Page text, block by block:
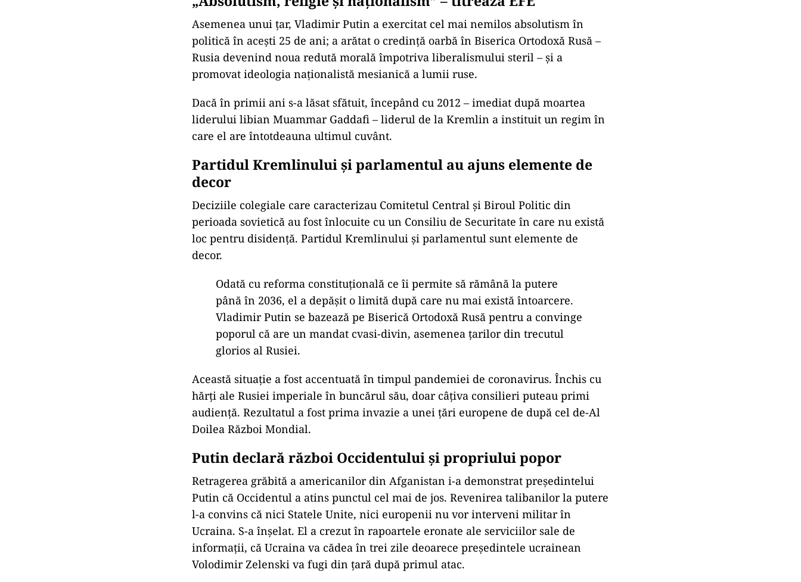
Asemenea unui ţar, Vladimir Putin a exercitat cel mai nemilos absolutism în
politică în aceşti 25 de ani; a arătat o credinţă oarbă în Biserica Ortodoxă Rusă –
Rusia devenind noua redută morală împotriva liberalismului steril – şi a
promovat ideologia naţionalistă mesianică a lumii ruse.
Dacă în primii ani s-a lăsat sfătuit, începând cu 2012 – imediat după moartea
liderului libian Muammar Gaddafi – liderul de la Kremlin a instituit un regim în
care el are întotdeauna ultimul cuvânt.
Partidul Kremlinului și parlamentul au ajuns elemente de
decor
Deciziile colegiale care caracterizau Comitetul Central şi Biroul Politic din
perioada sovietică au fost înlocuite cu un Consiliu de Securitate în care nu există
loc pentru disidenţă. Partidul Kremlinului şi parlamentul sunt elemente de
decor.
Odată cu reforma constituţională ce îi permite să rămână la putere
până în 2036, el a depăşit o limită după care nu mai există întoarcere.
Vladimir Putin se bazează pe Biserică Ortodoxă Rusă pentru a convinge
poporul că are un mandat cvasi-divin, asemenea ţarilor din trecutul
glorios al Rusiei.
Această situaţie a fost accentuată în timpul pandemiei de coronavirus. Închis cu
hărţi ale Rusiei imperiale în buncărul său, doar câţiva consilieri puteau primi
audienţă. Rezultatul a fost prima invazie a unei ţări europene de după cel de-Al
Doilea Război Mondial.
Putin declară război Occidentului şi propriului popor
Retragerea grăbită a americanilor din Afganistan i-a demonstrat preşedintelui
Putin că Occidentul a atins punctul cel mai de jos. Revenirea talibanilor la putere
l-a convins că nici Statele Unite, nici europenii nu vor interveni militar în
Ucraina. S-a înșelat. El a crezut în rapoartele eronate ale serviciilor sale de
informaţii, că Ucraina va cădea în trei zile deoarece preşedintele ucrainean
Volodimir Zelenski va fugi din ţară după primul atac.